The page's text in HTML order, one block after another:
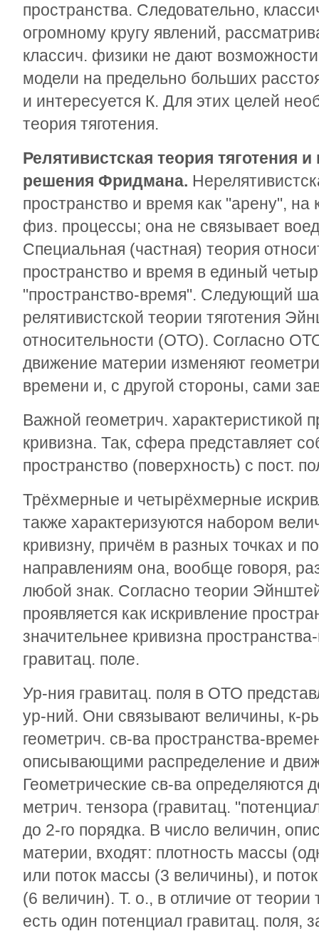
пространства. Следовательно,
огромному кругу явлений,
классич. физики не дают
модели на предельно больших
и интересуется К. Для этих целей
теория тяготения.
Релятивистская теория тяготения
решения Фридмана.
пространство и время как "арену", на
физ. процессы; она не связывает
Специальная (частная) теория
пространство и время в единый
"пространство-время". Следующий
релятивистской теории тяготения
относительности (ОТО). Согласно
движение материи изменяют
времени и, с другой стороны, сами
Важной геометрич. характеристикой
кривизна. Так, сфера представляет
пространство (поверхность) с пост.
Трёхмерные и четырёхмерные
также характеризуются набором
кривизну, причём в разных точках и
направлениям она, вообще говоря,
любой знак. Согласно теории
проявляется как искривление
значительнее кривизна
гравитац. поле.
Ур-ния гравитац. поля в ОТО
ур-ний. Они связывают величины, к-
геометрич. св-ва пространства-
описывающими распределение и
Геометрические св-ва определяются
метрич. тензора (гравитац.
до 2-го порядка. В число величин,
материи, входят: плотность массы
или поток массы (3 величины), и
(6 величин). Т. о., в отличие от
есть один потенциал гравитац. поля,